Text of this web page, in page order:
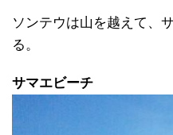
ソンテウは山を越えて、
る。
サマエビーチ